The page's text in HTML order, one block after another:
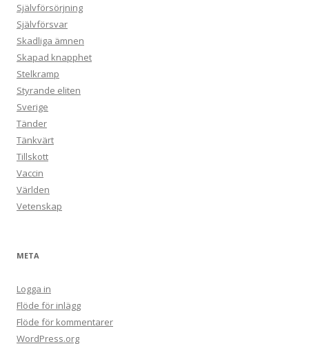
Självförsörjning
Självförsvar
Skadliga ämnen
Skapad knapphet
Stelkramp
Styrande eliten
Sverige
Tänder
Tänkvärt
Tillskott
Vaccin
Världen
Vetenskap
META
Logga in
Flöde för inlägg
Flöde för kommentarer
WordPress.org